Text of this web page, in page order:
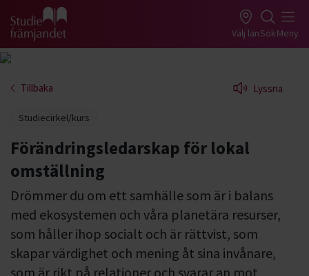
Gå till studiefrämjandets startsida Välj länSökMeny
Tillbaka Lyssna
Studiecirkel/kurs
Förändringsledarskap för lokal
omställning
Drömmer du om ett samhälle som är i balans
med ekosystemen och våra planetära resurser,
som håller ihop socialt och är rättvist, som
skapar värdighet och mening åt sina invånare,
som är rikt på relationer och svarar an mot